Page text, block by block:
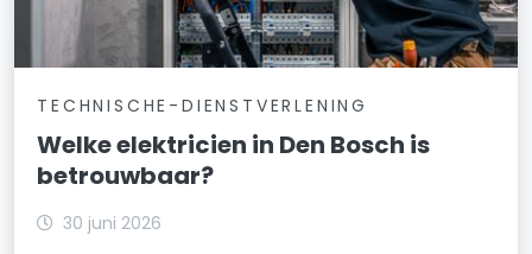
TECHNISCHE-DIENSTVERLENING
Welke elektricien in Den Bosch is
betrouwbaar?
30 juni 2026